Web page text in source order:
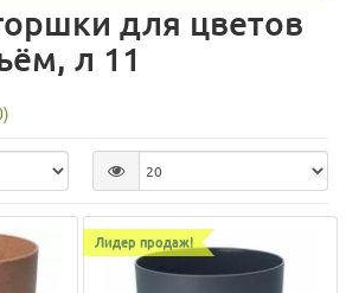
для цветов
л 11
Лидер продаж!